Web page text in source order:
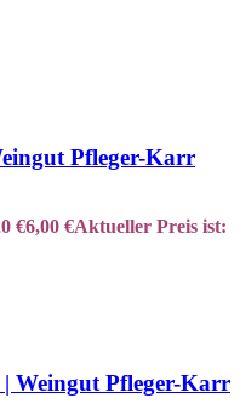
Pfleger-Karr
€6,00 €Aktueller Preis ist:
Weingut Pfleger-Karr